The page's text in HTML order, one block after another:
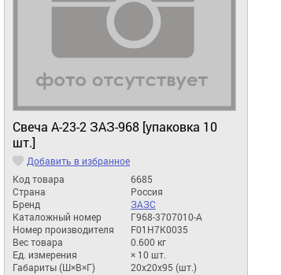
Свеча А-23-2 ЗАЗ-968 [упаковка 10
шт.]
Добавить в избранное
Код товара
6685
Страна
Россия
Бренд
ЗАЗС
Каталожный номер
Г968-3707010-А
Номер производителя
F01H7K0035
Вес товара
0.600 кг
Ед. измерения
× 10 шт.
Габариты (Ш×В×Г)
20x20x95 (шт.)